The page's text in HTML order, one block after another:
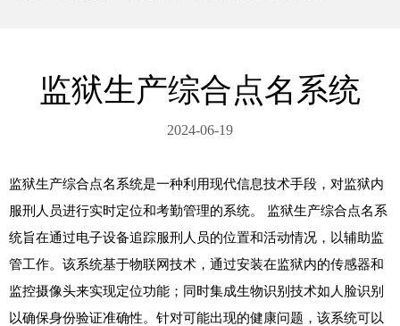
监狱生产综合点名系统
2024-06-19
监狱生产综合点名系统是一种利用现代信息技术手段，对监狱内
服刑人员进行实时定位和考勤管理的系统。 监狱生产综合点名系
统旨在通过电子设备追踪服刑人员的位置和活动情况，以辅助监
管工作。该系统基于物联网技术，通过安装在监狱内的传感器和
监控摄像头来实现定位功能；同时集成生物识别技术如人脸识别
以确保身份验证准确性。针对可能出现的健康问题，该系统可以